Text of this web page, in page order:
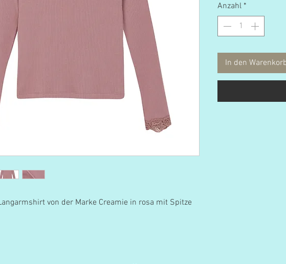
von der Marke Creamie in rosa mit Spitze
Anzahl *
In den